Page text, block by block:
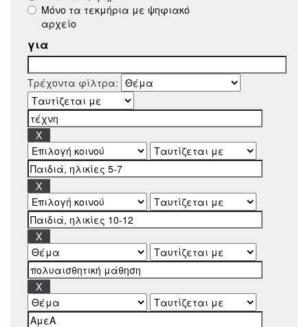
Μόνο τα τεκμήρια με ψηφιακό
αρχείο
για
Τρέχοντα φίλτρα: